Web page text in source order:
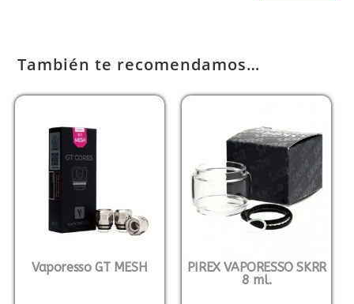
También te recomendamos…
Vaporesso GT MESH
PIREX VAPORESSO SKRR
8 ml.